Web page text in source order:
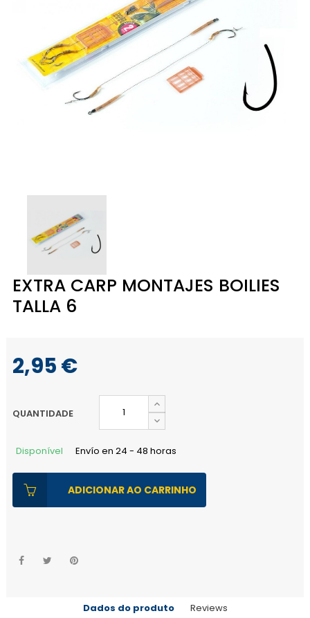
EXTRA CARP MONTAJES BOILIES
TALLA 6
2,95 €
QUANTIDADE
Disponível Envío en 24 - 48 horas
ADICIONAR AO CARRINHO
Dados do produto Reviews